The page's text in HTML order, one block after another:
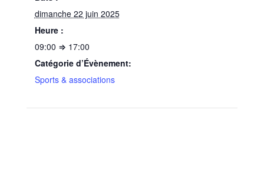
dimanche 22 juin 2025
Heure :
09:00 ⇒ 17:00
Catégorie d’Évènement:
Sports & associations